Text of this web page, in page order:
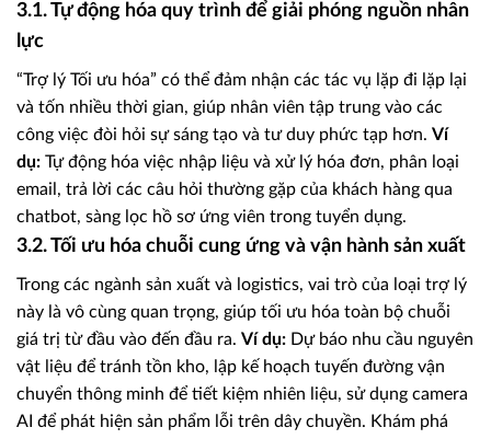
3.1. Tự động hóa quy trình để giải phóng nguồn nhân
lực
“Trợ lý Tối ưu hóa” có thể đảm nhận các tác vụ lặp đi lặp lại
và tốn nhiều thời gian, giúp nhân viên tập trung vào các
công việc đòi hỏi sự sáng tạo và tư duy phức tạp hơn. Ví
dụ: Tự động hóa việc nhập liệu và xử lý hóa đơn, phân loại
email, trả lời các câu hỏi thường gặp của khách hàng qua
chatbot, sàng lọc hồ sơ ứng viên trong tuyển dụng.
3.2. Tối ưu hóa chuỗi cung ứng và vận hành sản xuất
Trong các ngành sản xuất và logistics, vai trò của loại trợ lý
này là vô cùng quan trọng, giúp tối ưu hóa toàn bộ chuỗi
giá trị từ đầu vào đến đầu ra. Ví dụ: Dự báo nhu cầu nguyên
vật liệu để tránh tồn kho, lập kế hoạch tuyến đường vận
chuyển thông minh để tiết kiệm nhiên liệu, sử dụng camera
AI để phát hiện sản phẩm lỗi trên dây chuyền. Khám phá